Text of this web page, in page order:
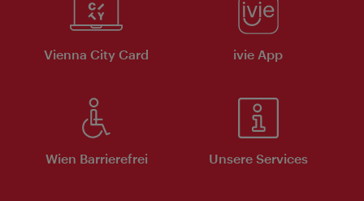
Vienna City Card ivie App
Wien Barrierefrei Unsere Services